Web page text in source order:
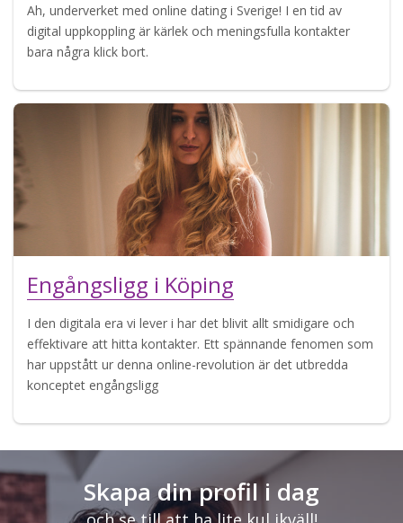
Ah, underverket med online dating i Sverige! I en tid av
digital uppkoppling är kärlek och meningsfulla kontakter
bara några klick bort.
Engångsligg i Köping
I den digitala era vi lever i har det blivit allt smidigare och
effektivare att hitta kontakter. Ett spännande fenomen som
har uppstått ur denna online-revolution är det utbredda
konceptet engångsligg
Skapa din profil i dag